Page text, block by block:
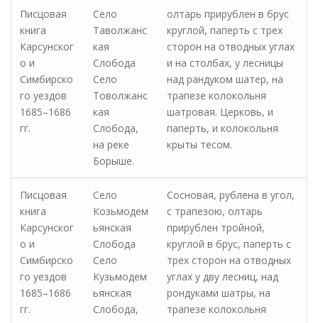
Писцовая
книга
Карсунског
о и
Симбирско
го уездов
1685–1686
гг.
Село
Таволжанс
кая
Слобода
Село
Товолжанс
кая
Слобода,
на реке
Борыше.
олтарь прирублен в брус
круглой, паперть с трех
сторон на отводных углах
и на столбах, у лесницы
над рандуком шатер, на
трапезе колокольня
шатровая. Церковь, и
паперть, и колокольня
крыты тесом.
Писцовая
книга
Карсунског
о и
Симбирско
го уездов
1685–1686
гг.
Село
Козьмодем
ьянская
Слобода
Село
Кузьмодем
ьянская
Слобода,
Сосновая, рублена в угол,
с трапезою, олтарь
прирублен тройной,
круглой в брус, паперть с
трех сторон на отводных
углах у дву лесниц, над
рондуками шатры, на
трапезе колокольня